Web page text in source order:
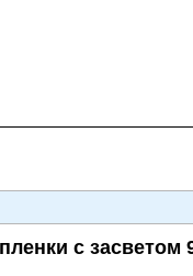
с засветом